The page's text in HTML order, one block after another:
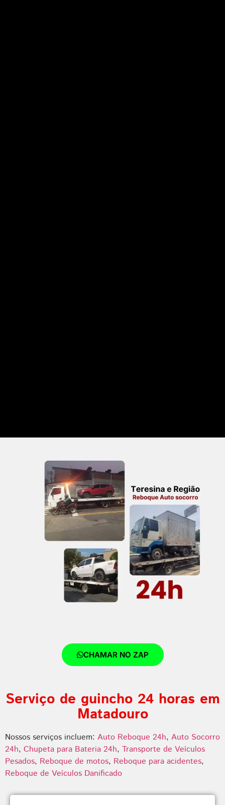
CHAMAR NO ZAP
Serviço de guincho 24 horas em
Matadouro
Nossos serviços incluem: Auto Reboque 24h, Auto Socorro
24h, Chupeta para Bateria 24h, Transporte de Veículos
Pesados, Reboque de motos, Reboque para acidentes,
Reboque de Veículos Danificado